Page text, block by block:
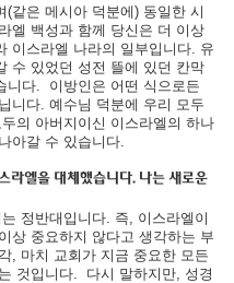
(같은 메시아 덕분에) 동일한 시
엘 백성과 함께 당신은 더 이상
이스라엘 나라의 일부입니다. 유
수 있었던 성전 뜰에 있던 칸막
니다.  이방인은 어떤 식으로든
니다. 예수님 덕분에 우리 모두
의 아버지이신 이스라엘의 하나
아갈 수 있습니다.
라엘을 대체했습니다. 나는 새로운
정반대입니다. 즉, 이스라엘이
상 중요하지 않다고 생각하는 부
, 마치 교회가 지금 중요한 모든
것입니다.  다시 말하지만, 성경